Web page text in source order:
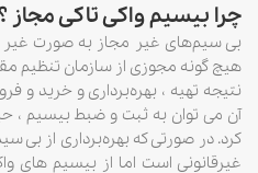
چرا بیسیم واکی تاکی مجاز
بی سیم‌های غیر مجاز به صورت غیر
هیچ گونه مجوزی از سازمان تنظیم
نتیجه تهیه ، بهره‌برداری و خرید و
آن می توان به ثبت و ضبط بیسیم ،
کرد. در صورتی که بهره‌برداری از
غیرقانونی است اما از بیسیم‌ های